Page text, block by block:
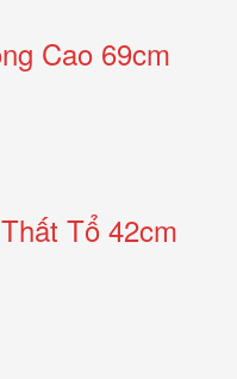
Cao 69cm
Tổ 42cm